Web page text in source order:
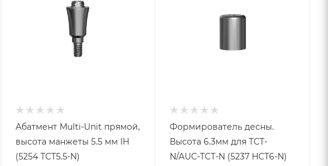
Абатмент Multi-Unit прямой,
высота манжеты 5.5 мм IH
(5254 TCT5.5-N)
Формирователь десны.
Высота 6.3мм для TCT-
N/AUC-TCT-N (5237 HCT6-N)